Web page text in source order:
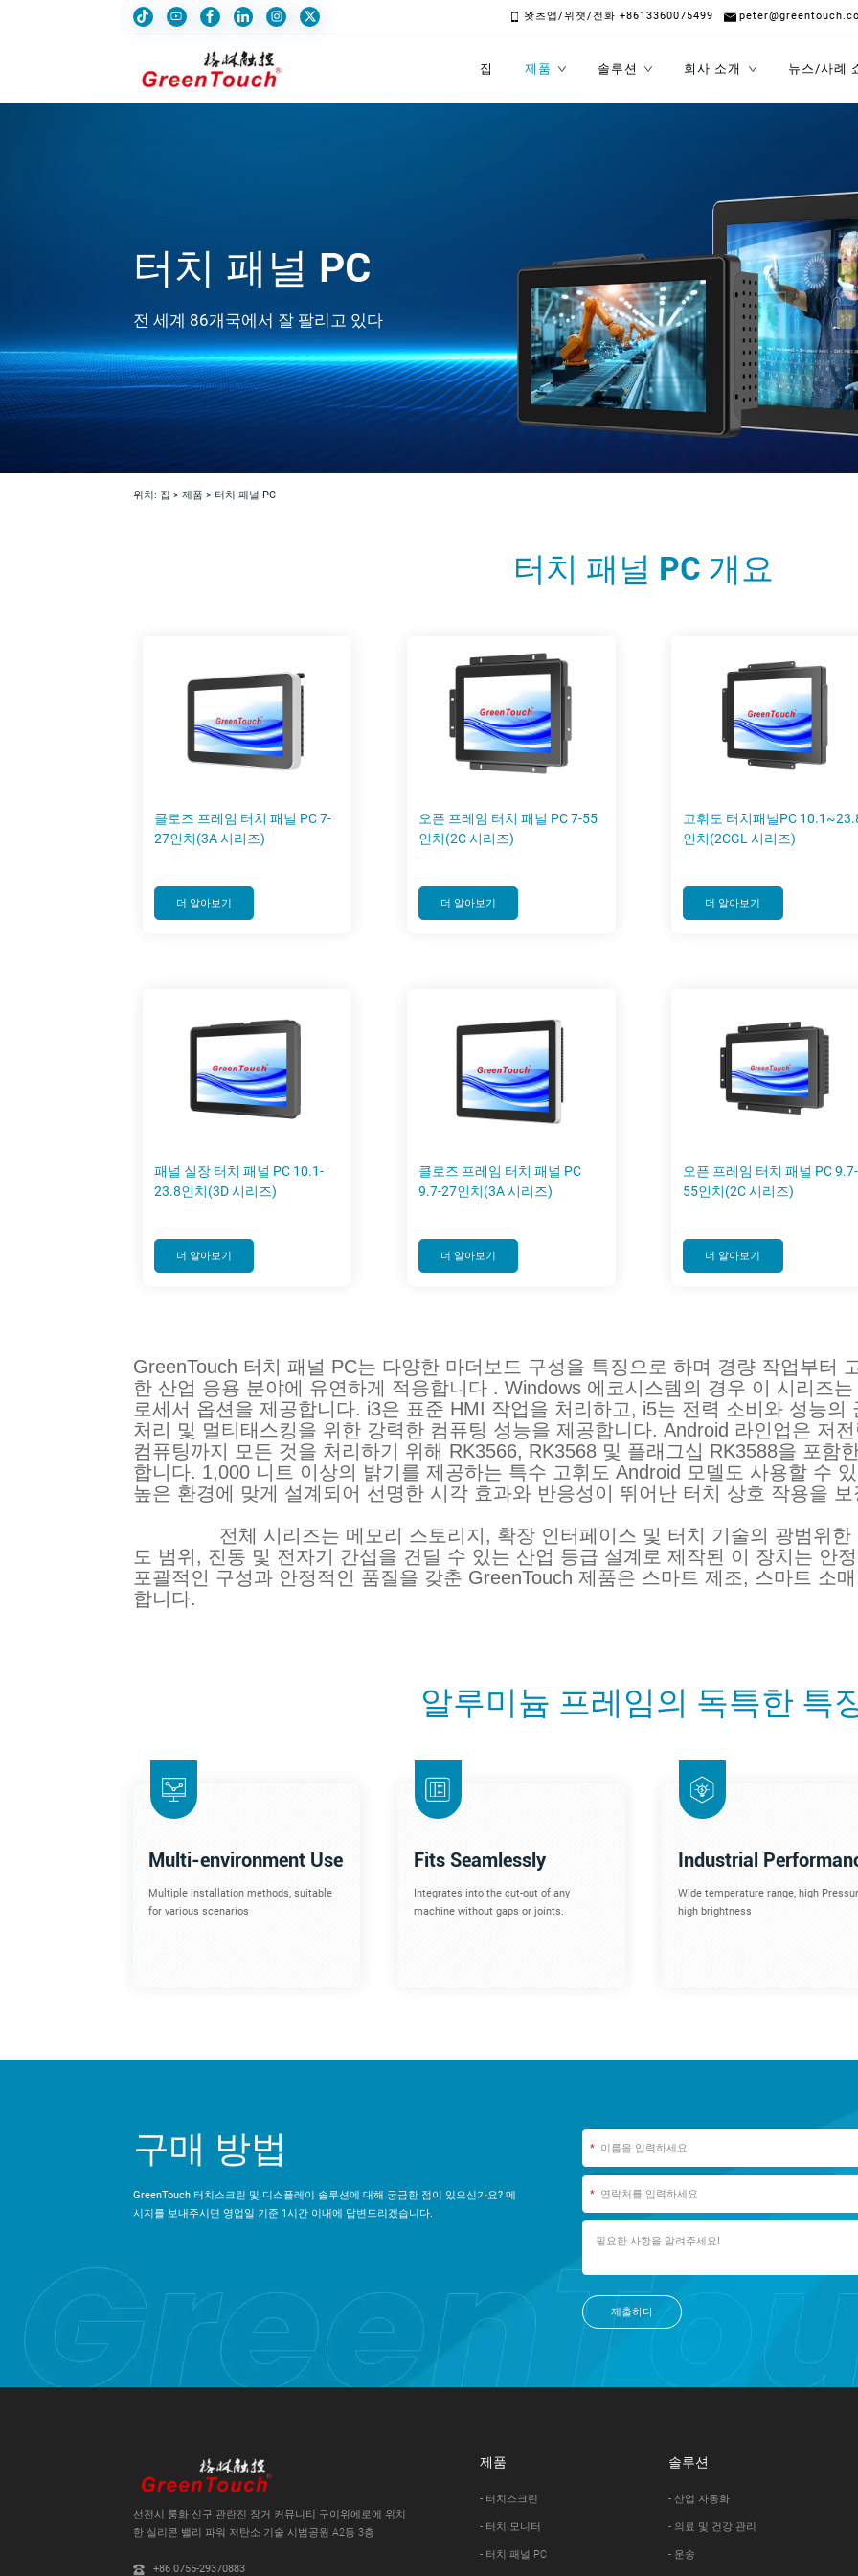
왓츠앱/위챗/전화 +8613360075499
집 제품 솔루션 회사 소개 뉴스/사례
터치 패널 PC
전 세계 86개국에서 잘 팔리고 있다
위치: 집 > 제품 >터치 패널 PC
터치 패널 PC 개요
클로즈 프레임 터치 패널 PC 7-
27인치(3A 시리즈)
더 알아보기
오픈 프레임 터치 패널 PC 7-55
인치(2C 시리즈)
더 알아보기
고휘도 터치패널PC
인치(2CGL 시리즈)
더 알아보기
패널 실장 터치 패널 PC 10.1-
23.8인치(3D 시리즈)
더 알아보기
클로즈 프레임 터치 패널 PC
9.7-27인치(3A 시리즈)
더 알아보기
오픈 프레임 터치 패널 PC 9.7-
55인치(2C 시리즈)
더 알아보기
GreenTouch 터치 패널 PC는 다양한 마더보드 구성을 특징으로 하며 경량 작
한 산업 응용 분야에 유연하게 적응합니다 . Windows 에코시스템의 경우 이 시리즈
로세서 옵션을 제공합니다. i3은 표준 HMI 작업을 처리하고, i5는 전력 소비와 성능의
처리 및 멀티태스킹을 위한 강력한 컴퓨팅 성능을 제공합니다. Android 라인업은 저
컴퓨팅까지 모든 것을 처리하기 위해 RK3566, RK3568 및 플래그십 RK3588을 포함
합니다. 1,000 니트 이상의 밝기를 제공하는 특수 고휘도 Android 모델도 사용할 수
높은 환경에 맞게 설계되어 선명한 시각 효과와 반응성이 뛰어난 터치 상호 작용을 보
전체 시리즈는 메모리 스토리지, 확장 인터페이스 및 터치 기술의 광범위한
도 범위, 진동 및 전자기 간섭을 견딜 수 있는 산업 등급 설계로 제작된 이 장치는 안
포괄적인 구성과 안정적인 품질을 갖춘 GreenTouch 제품은 스마트 제조, 스마트 소
합니다.
알루미늄 프레임의 독특한 특
Multi-environment Use
Multiple installation methods, suitable
for various scenarios
Fits Seamlessly
Integrates into the cut-out of any
machine without gaps or joints.
Industrial
Wide temperature range, high
high brightness
구매 방법
GreenTouch 터치스크린 및 디스플레이 솔루션에 대해 궁금한 점이 있으신가요? 메
시지를 보내주시면 영업일 기준 1시간 이내에 답변드리겠습니다.
*
*
제출하다
선전시 룽화 신구 관란진 장거 커뮤니티 구이위에로에 위치
한 실리콘 밸리 파워 저탄소 기술 시범공원 A2동 3층
+86 0755-29370883
제품
- 터치스크린
- 터치 모니터
- 터치 패널 PC
솔루션
- 산업 자동화
- 의료 및 건강 관리
- 운송